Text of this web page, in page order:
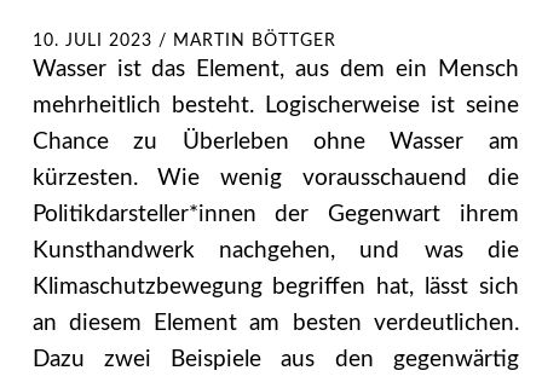
10. JULI 2023 / MARTIN BÖTTGER
Wasser ist das Element, aus dem ein Mensch
mehrheitlich besteht. Logischerweise ist seine
Chance zu Überleben ohne Wasser am
kürzesten. Wie wenig vorausschauend die
Politikdarsteller*innen der Gegenwart ihrem
Kunsthandwerk nachgehen, und was die
Klimaschutzbewegung begriffen hat, lässt sich
an diesem Element am besten verdeutlichen.
Dazu zwei Beispiele aus den gegenwärtig